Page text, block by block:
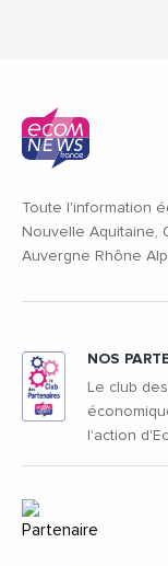
Toute l'information
Nouvelle Aquitaine,
Auvergne Rhône
NOS
Le club
l'action